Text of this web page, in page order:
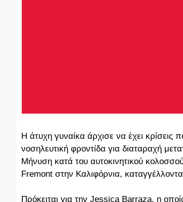
Η άτυχη γυναίκα άρχισε να έχει κρίσεις
νοσηλευτική φροντίδα για διαταραχή
Μήνυση κατά του αυτοκινητικού
Fremont στην Καλιφόρνια,
Πρόκειται για την Jessica Barraza, η